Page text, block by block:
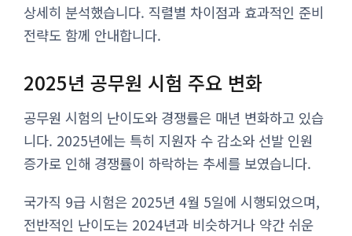
상세히 분석했습니다. 직렬별 차이점과 효과적인 준비
전략도 함께 안내합니다.
2025년 공무원 시험 주요 변화
공무원 시험의 난이도와 경쟁률은 매년 변화하고 있습
니다. 2025년에는 특히 지원자 수 감소와 선발 인원
증가로 인해 경쟁률이 하락하는 추세를 보였습니다.
국가직 9급 시험은 2025년 4월 5일에 시행되었으며,
전반적인 난이도는 2024년과 비슷하거나 약간 쉬운